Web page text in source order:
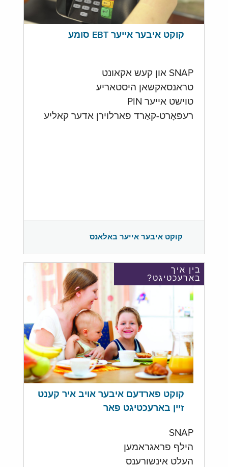
קוקט איבער אייער EBT סומע
SNAP און קעש אקאונט
טראנסאקשאן היסטאריע
טוישט אייער PIN
רעפּאָרט-קאַרד פארלוירן אדער קאליע
קוקט איבער אייער באלאנס
בין איך
בארעכטיגט?
קוקט פארדעם איבער אויב איר קענט
זיין בארעכטיגט פאר
SNAP
הילף פראגראמען
העלט אינשורענס